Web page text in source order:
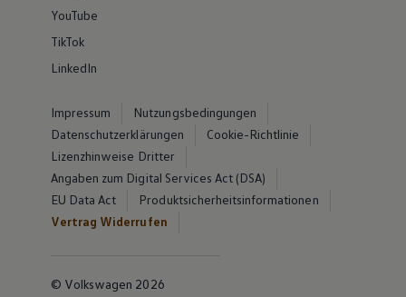
YouTube
TikTok
LinkedIn
Impressum
Nutzungsbedingungen
Datenschutzerklärungen
Cookie-Richtlinie
Lizenzhinweise Dritter
Angaben zum Digital Services Act (DSA)
EU Data Act
Produktsicherheitsinformationen
Vertrag Widerrufen
© Volkswagen 2026